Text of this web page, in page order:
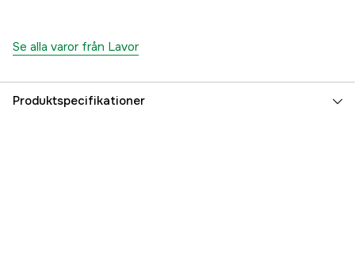
Se alla varor från Lavor
Produktspecifikationer